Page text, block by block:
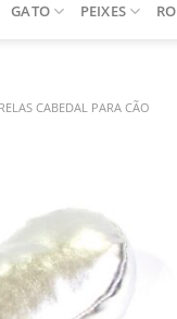
GATO PEIXES
CABEDAL PARA CÃO